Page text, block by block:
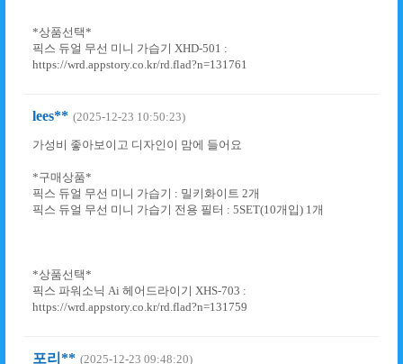
*상품선택*
픽스 듀얼 무선 미니 가습기 XHD-501 :
https://wrd.appstory.co.kr/rd.flad?n=131761
lees** (2025-12-23 10:50:23)
가성비 좋아보이고 디자인이 맘에 들어요
*구매상품*
픽스 듀얼 무선 미니 가습기 : 밀키화이트 2개
픽스 듀얼 무선 미니 가습기 전용 필터 : 5SET(10개입) 1개
*상품선택*
픽스 파워소닉 Ai 헤어드라이기 XHS-703 :
https://wrd.appstory.co.kr/rd.flad?n=131759
포리** (2025-12-23 09:48:20)